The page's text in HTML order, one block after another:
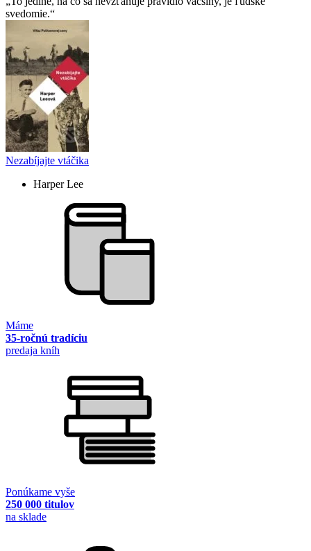
svedomie.
Nezabíjajte vtáčika
Harper Lee
Máme
35-ročnú tradíciu
predaja kníh
Ponúkame vyše
250 000 titulov
na sklade